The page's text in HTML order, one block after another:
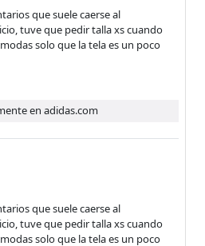
que suele caerse al
tuve que pedir talla xs cuando
solo que la tela es un poco
en adidas.com
que suele caerse al
tuve que pedir talla xs cuando
solo que la tela es un poco